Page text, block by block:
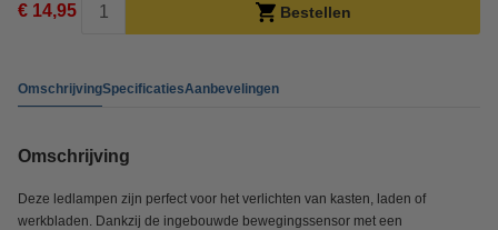
€ 14,95 Bestellen
OmschrijvingSpecificatiesAanbevelingen
Omschrijving
Deze ledlampen zijn perfect voor het verlichten van kasten, laden of
werkbladen. Dankzij de ingebouwde bewegingssensor met een